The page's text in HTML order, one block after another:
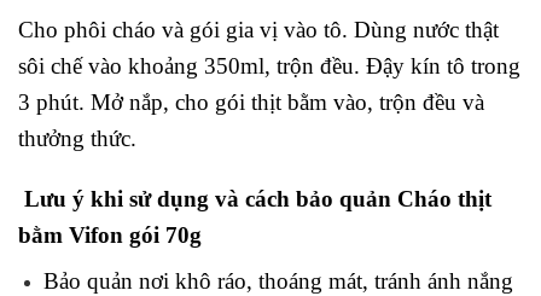
Cho phôi cháo và gói gia vị vào tô. Dùng nước thật
sôi chế vào khoảng 350ml, trộn đều. Đậy kín tô trong
3 phút. Mở nắp, cho gói thịt bằm vào, trộn đều và
thưởng thức.
Lưu ý khi sử dụng và cách bảo quản Cháo thịt
bằm Vifon gói 70g
Bảo quản nơi khô ráo, thoáng mát, tránh ánh nắng